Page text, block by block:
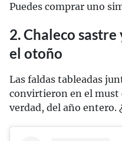
Puedes comprar uno
2. Chaleco
el otoño
Las faldas tableadas
convirtieron en el must
verdad, del año entero.